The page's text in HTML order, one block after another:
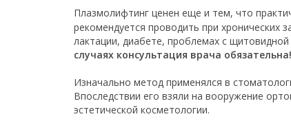
Плазмолифтинг ценен еще и тем, что
рекомендуется проводить при хронических
лактации, диабете, проблемах с
случаях консультация врача обязательна!
Изначально метод применялся в
Впоследствии его взяли на вооружение
эстетической косметологии.